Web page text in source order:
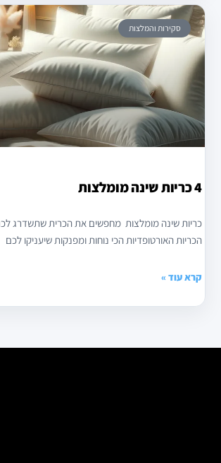
סקירות והמלצות
4 כריות שינה מומלצות
כריות שינה מומלצות מחפשים את הכרית שתשדרג
הכריות האורטופדיות הכי נוחות ומפנקות שיעניקו לכם
קרא עוד »